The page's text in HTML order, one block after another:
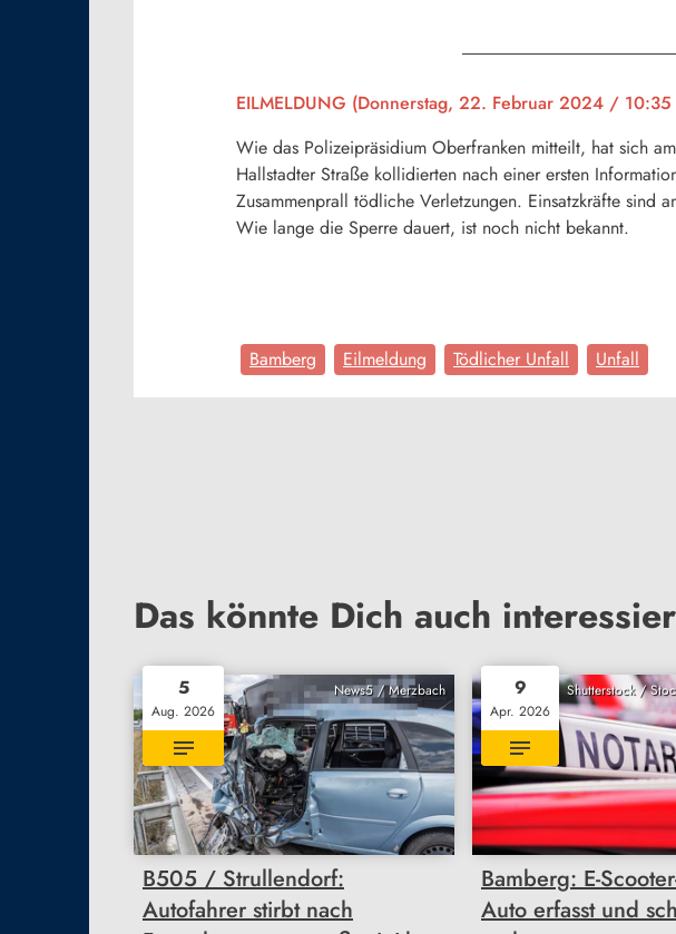
EILMELDUNG (Donnerstag, 22. Februar 2024 / 10:35
Wie das Polizeipräsidium Oberfranken mitteilt, hat sich
Hallstadter Straße kollidierten nach einer ersten
Zusammenprall tödliche Verletzungen. Einsatzkräfte sind
Wie lange die Sperre dauert, ist noch nicht bekannt.
Bamberg Eilmeldung Tödlicher Unfall Unfall
Das könnte Dich auch
News5 / Merzbach
5
Aug. 2026
B505 / Strullendorf:
Autofahrer stirbt nach
Shutterstock /
9
Apr. 2026
Bamberg: E-
Auto erfasst und